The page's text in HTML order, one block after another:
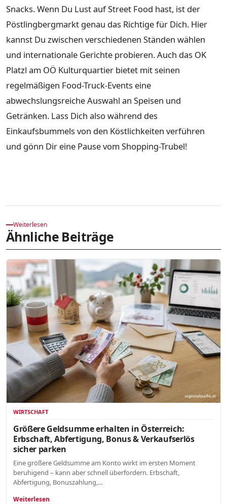
Snacks. Wenn Du Lust auf Street Food hast, ist der
Pöstlingbergmarkt genau das Richtige für Dich. Hier
kannst Du zwischen verschiedenen Ständen wählen
und internationale Gerichte probieren. Auch das OK
Platzl am OÖ Kulturquartier bietet mit seinen
regelmäßigen Food-Truck-Events eine
abwechslungsreiche Auswahl an Speisen und
Getränken. Lass Dich also während des
Einkaufsbummels von den Köstlichkeiten verführen
und gönn Dir eine Pause vom Shopping-Trubel!
Weiterlesen
Ähnliche Beiträge
WIRTSCHAFT
Größere Geldsumme erhalten in Österreich:
Erbschaft, Abfertigung, Bonus & Verkaufserlös
sicher parken
Eine größere Geldsumme am Konto wirkt im ersten Moment
beruhigend – kann aber schnell überfordern. Erbschaft,
Abfertigung, Bonuszahlung,…
Weiterlesen